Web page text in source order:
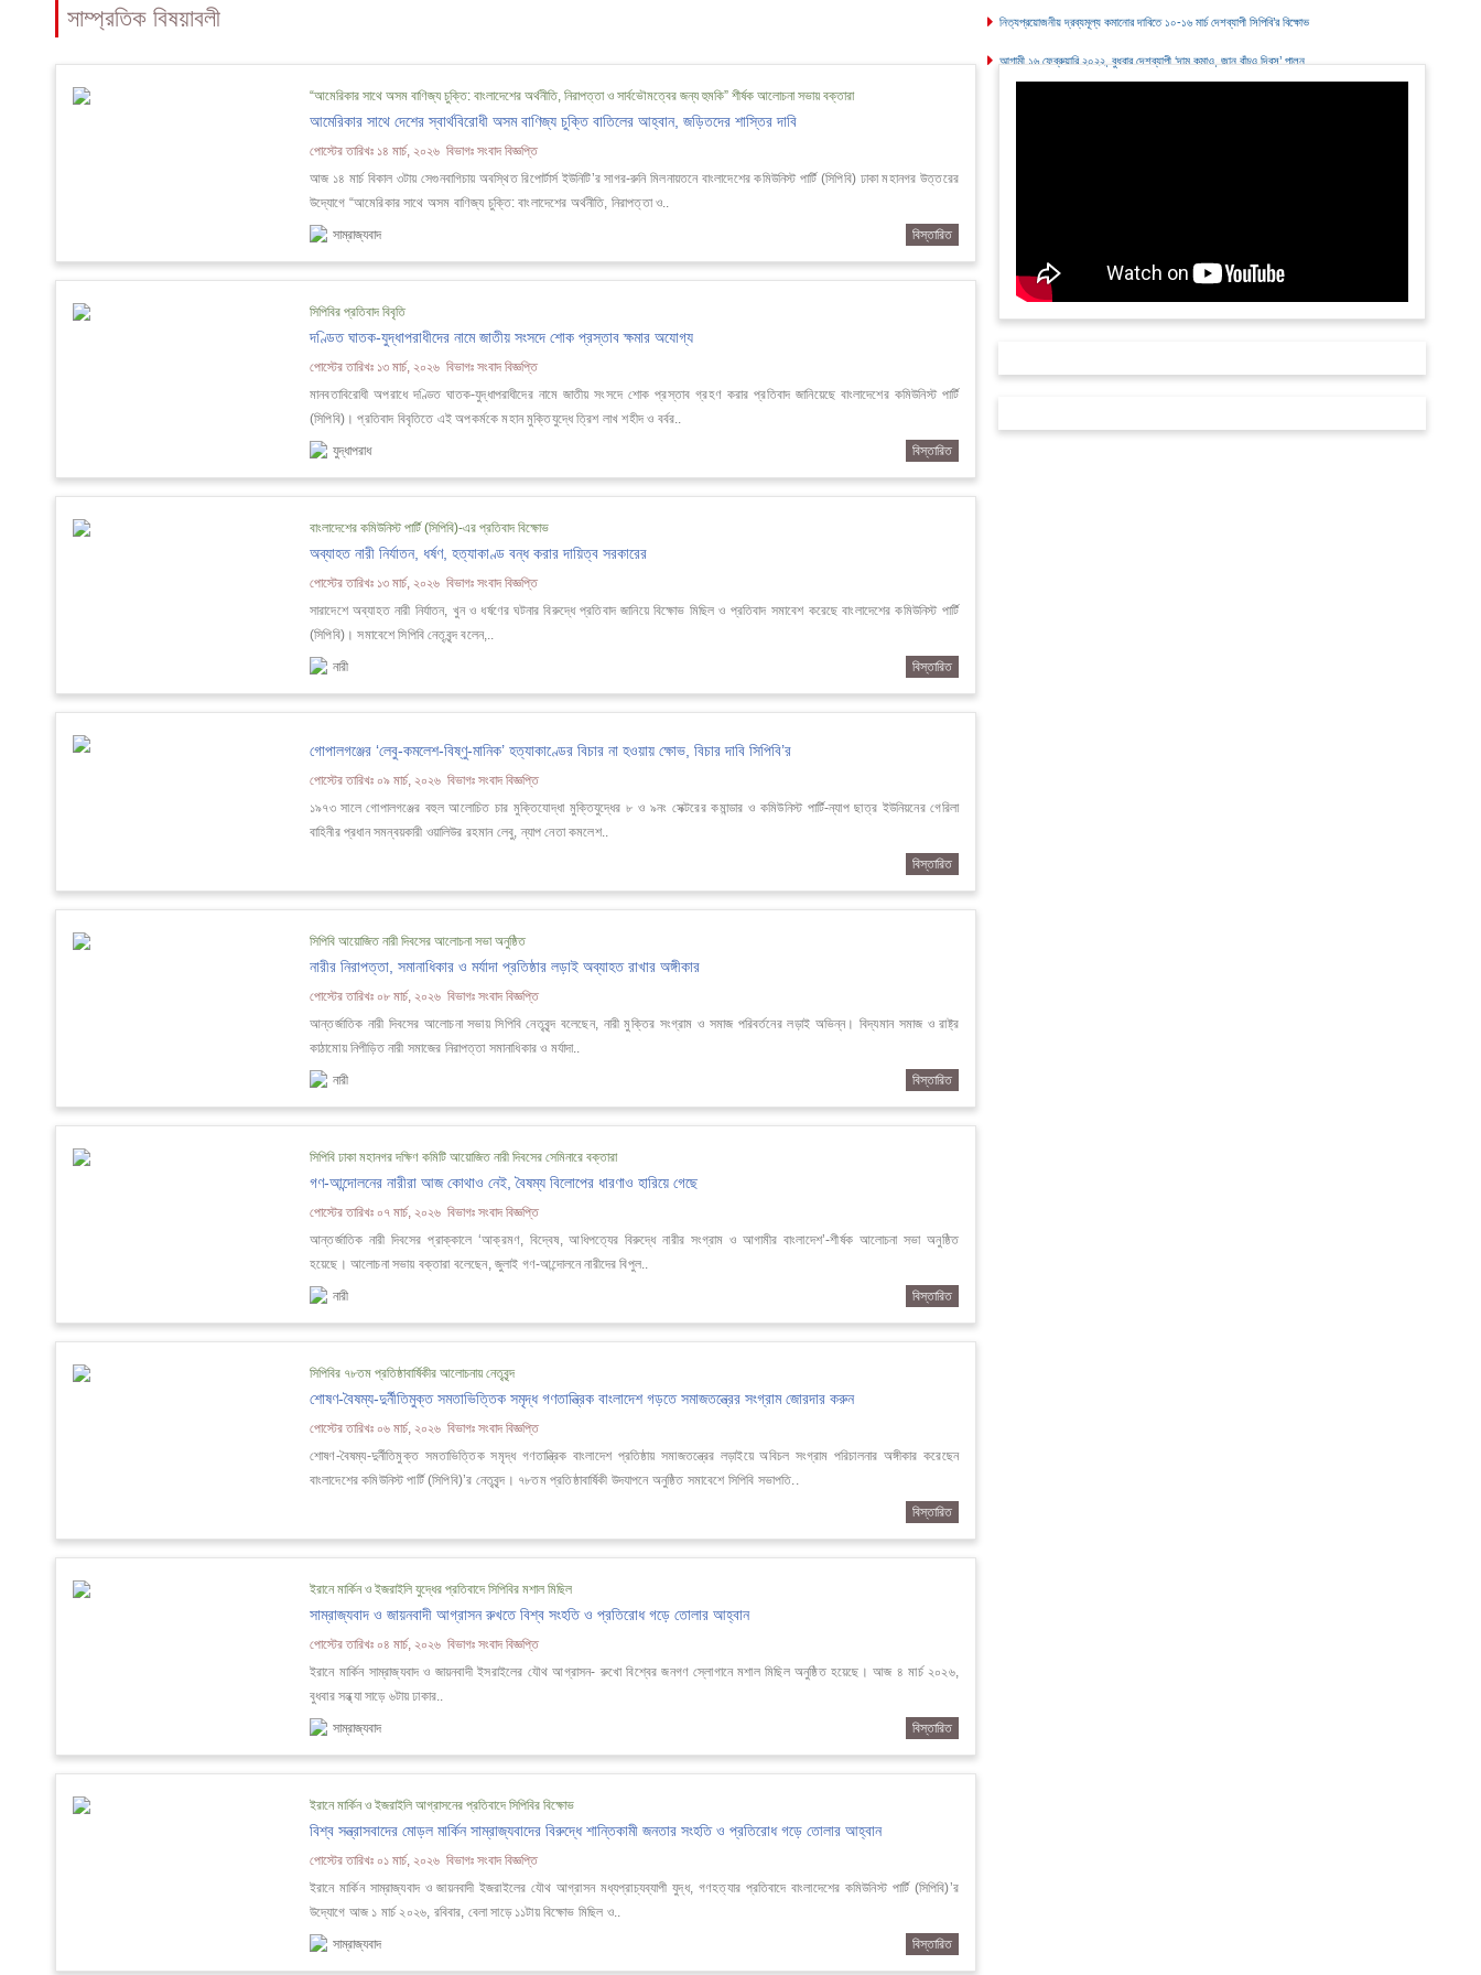
নিত্যপ্রয়োজনীয় দ্রব্যমূল্য কমানোর দাবিতে ১০-১৬ মার্চ দেশব্যাপী সিপিবি’র বিক্ষোভ
আগামী ১৬ ফেব্রুয়ারি ২০২২, বুধবার দেশব্যাপী ‘দাম কমাও, জান বাঁচও দিবস’ পালন
সাম্প্রতিক বিষয়াবলী
“আমেরিকার সাথে অসম বাণিজ্য চুক্তি: বাংলাদেশের অর্থনীতি, নিরাপত্তা ও সার্বভৌমত্বের জন্য হুমকি” শীর্ষক আলোচনা সভায় বক্তারা
আমেরিকার সাথে দেশের স্বার্থবিরোধী অসম বাণিজ্য চুক্তি বাতিলের আহ্বান, জড়িতদের শাস্তির দাবি
পোস্টের তারিখঃ ১৪ মার্চ, ২০২৬ বিভাগঃ সংবাদ বিজ্ঞপ্তি
আজ ১৪ মার্চ বিকাল ৩টায় সেগুনবাগিচায় অবস্থিত রিপোর্টার্স ইউনিটি’র সাগর-রুনি মিলনায়তনে বাংলাদেশের কমিউনিস্ট পার্টি (সিপিবি) ঢাকা মহানগর উত্তরের
উদ্যোগে “আমেরিকার সাথে অসম বাণিজ্য চুক্তি: বাংলাদেশের অর্থনীতি, নিরাপত্তা ও..
সাম্রাজ্যবাদ বিস্তারিত
সিপিবির প্রতিবাদ বিবৃতি
দণ্ডিত ঘাতক-যুদ্ধাপরাধীদের নামে জাতীয় সংসদে শোক প্রস্তাব ক্ষমার অযোগ্য
পোস্টের তারিখঃ ১৩ মার্চ, ২০২৬ বিভাগঃ সংবাদ বিজ্ঞপ্তি
মানবতাবিরোধী অপরাধে দণ্ডিত ঘাতক-যুদ্ধাপরাধীদের নামে জাতীয় সংসদে শোক প্রস্তাব গ্রহণ করার প্রতিবাদ জানিয়েছে বাংলাদেশের কমিউনিস্ট পার্টি
(সিপিবি)। প্রতিবাদ বিবৃতিতে এই অপকর্মকে মহান মুক্তিযুদ্ধে ত্রিশ লাখ শহীদ ও বর্বর..
যুদ্ধাপরাধ বিস্তারিত
বাংলাদেশের কমিউনিস্ট পার্টি (সিপিবি)-এর প্রতিবাদ বিক্ষোভ
অব্যাহত নারী নির্যাতন, ধর্ষণ, হত্যাকাণ্ড বন্ধ করার দায়িত্ব সরকারের
পোস্টের তারিখঃ ১৩ মার্চ, ২০২৬ বিভাগঃ সংবাদ বিজ্ঞপ্তি
সারাদেশে অব্যাহত নারী নির্যাতন, খুন ও ধর্ষণের ঘটনার বিরুদ্ধে প্রতিবাদ জানিয়ে বিক্ষোভ মিছিল ও প্রতিবাদ সমাবেশ করেছে বাংলাদেশের কমিউনিস্ট পার্টি
(সিপিবি)। সমাবেশে সিপিবি নেতৃবৃন্দ বলেন,..
নারী বিস্তারিত
গোপালগঞ্জের ‘লেবু-কমলেশ-বিষ্ণু-মানিক’ হত্যাকাণ্ডের বিচার না হওয়ায় ক্ষোভ, বিচার দাবি সিপিবি’র
পোস্টের তারিখঃ ০৯ মার্চ, ২০২৬ বিভাগঃ সংবাদ বিজ্ঞপ্তি
১৯৭৩ সালে গোপালগঞ্জের বহুল আলোচিত চার মুক্তিযোদ্ধা মুক্তিযুদ্ধের ৮ ও ৯নং সেক্টরের কমান্ডার ও কমিউনিস্ট পার্টি-ন্যাপ ছাত্র ইউনিয়নের গেরিলা
বাহিনীর প্রধান সমন্বয়কারী ওয়ালিউর রহমান লেবু, ন্যাপ নেতা কমলেশ..
বিস্তারিত
সিপিবি আয়োজিত নারী দিবসের আলোচনা সভা অনুষ্ঠিত
নারীর নিরাপত্তা, সমানাধিকার ও মর্যাদা প্রতিষ্ঠার লড়াই অব্যাহত রাখার অঙ্গীকার
পোস্টের তারিখঃ ০৮ মার্চ, ২০২৬ বিভাগঃ সংবাদ বিজ্ঞপ্তি
আন্তর্জাতিক নারী দিবসের আলোচনা সভায় সিপিবি নেতৃবৃন্দ বলেছেন, নারী মুক্তির সংগ্রাম ও সমাজ পরিবর্তনের লড়াই অভিন্ন। বিদ্যমান সমাজ ও রাষ্ট্র
কাঠামোয় নিপীড়িত নারী সমাজের নিরাপত্তা সমানাধিকার ও মর্যাদা..
নারী বিস্তারিত
সিপিবি ঢাকা মহানগর দক্ষিণ কমিটি আয়োজিত নারী দিবসের সেমিনারে বক্তারা
গণ-আন্দোলনের নারীরা আজ কোথাও নেই, বৈষম্য বিলোপের ধারণাও হারিয়ে গেছে
পোস্টের তারিখঃ ০৭ মার্চ, ২০২৬ বিভাগঃ সংবাদ বিজ্ঞপ্তি
আন্তর্জাতিক নারী দিবসের প্রাক্কালে ‘আক্রমণ, বিদ্বেষ, আধিপত্যের বিরুদ্ধে নারীর সংগ্রাম ও আগামীর বাংলাদেশ’-শীর্ষক আলোচনা সভা অনুষ্ঠিত
হয়েছে। আলোচনা সভায় বক্তারা বলেছেন, জুলাই গণ-আন্দোলনে নারীদের বিপুল..
নারী বিস্তারিত
সিপিবির ৭৮তম প্রতিষ্ঠাবার্ষিকীর আলোচনায় নেতৃবৃন্দ
শোষণ-বৈষম্য-দুর্নীতিমুক্ত সমতাভিত্তিক সমৃদ্ধ গণতান্ত্রিক বাংলাদেশ গড়তে সমাজতন্ত্রের সংগ্রাম জোরদার করুন
পোস্টের তারিখঃ ০৬ মার্চ, ২০২৬ বিভাগঃ সংবাদ বিজ্ঞপ্তি
শোষণ-বৈষম্য-দুর্নীতিমুক্ত সমতাভিত্তিক সমৃদ্ধ গণতান্ত্রিক বাংলাদেশ প্রতিষ্ঠায় সমাজতন্ত্রের লড়াইয়ে অবিচল সংগ্রাম পরিচালনার অঙ্গীকার করেছেন
বাংলাদেশের কমিউনিস্ট পার্টি (সিপিবি)’র নেতৃবৃন্দ। ৭৮তম প্রতিষ্ঠাবার্ষিকী উদযাপনে অনুষ্ঠিত সমাবেশে সিপিবি সভাপতি..
বিস্তারিত
ইরানে মার্কিন ও ইজরাইলি যুদ্ধের প্রতিবাদে সিপিবির মশাল মিছিল
সাম্রাজ্যবাদ ও জায়নবাদী আগ্রাসন রুখতে বিশ্ব সংহতি ও প্রতিরোধ গড়ে তোলার আহ্বান
পোস্টের তারিখঃ ০৪ মার্চ, ২০২৬ বিভাগঃ সংবাদ বিজ্ঞপ্তি
ইরানে মার্কিন সাম্রাজ্যবাদ ও জায়নবাদী ইসরাইলের যৌথ আগ্রাসন- রুখো বিশ্বের জনগণ স্লোগানে মশাল মিছিল অনুষ্ঠিত হয়েছে। আজ ৪ মার্চ ২০২৬,
বুধবার সন্ধ্যা সাড়ে ৬টায় ঢাকার..
সাম্রাজ্যবাদ বিস্তারিত
ইরানে মার্কিন ও ইজরাইলি আগ্রাসনের প্রতিবাদে সিপিবির বিক্ষোভ
বিশ্ব সন্ত্রাসবাদের মোড়ল মার্কিন সাম্রাজ্যবাদের বিরুদ্ধে শান্তিকামী জনতার সংহতি ও প্রতিরোধ গড়ে তোলার আহ্বান
পোস্টের তারিখঃ ০১ মার্চ, ২০২৬ বিভাগঃ সংবাদ বিজ্ঞপ্তি
ইরানে মার্কিন সাম্রাজ্যবাদ ও জায়নবাদী ইজরাইলের যৌথ আগ্রাসন মধ্যপ্রাচ্যব্যাপী যুদ্ধ, গণহত্যার প্রতিবাদে বাংলাদেশের কমিউনিস্ট পার্টি (সিপিবি)’র
উদ্যোগে আজ ১ মার্চ ২০২৬, রবিবার, বেলা সাড়ে ১১টায় বিক্ষোভ মিছিল ও..
সাম্রাজ্যবাদ বিস্তারিত